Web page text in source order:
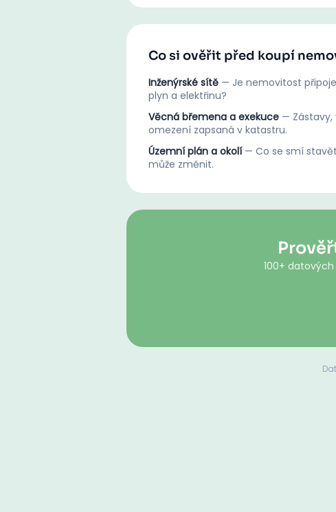
Co si ověřit před koupí
Inženýrské sítě — Je nemovitost
plyn a elektřinu?
Věcná břemena a exekuce —
omezení zapsaná v katastru.
Územní plán a okolí — Co se smí
může změnit.
100+